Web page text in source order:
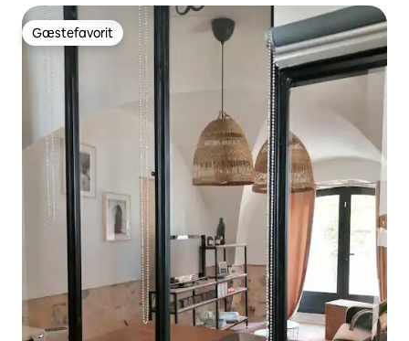
Gæstefavorit
Gæstefavorit